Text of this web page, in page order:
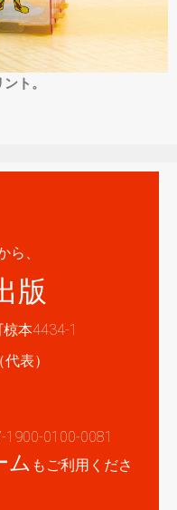
ト。
ら、
版
本4434-1
（代表）
0100-0081
ム もご利用くださ